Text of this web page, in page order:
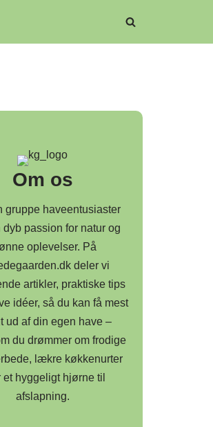
Om os
gruppe haveentusiaster
dyb passion for natur og
oplevelser. På
deler vi
artikler, praktiske tips
idéer, så du kan få mest
ud af din egen have –
du drømmer om frodige
lækre køkkenurter
et hyggeligt hjørne til
afslapning.